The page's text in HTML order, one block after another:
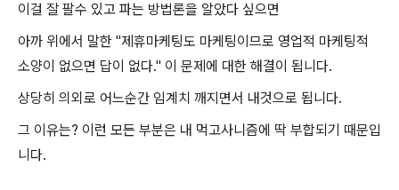
이걸 잘 팔수 있고 파는 방법론을 알았다 싶으면
아까 위에서 말한 "제휴마케팅도 마케팅이므로 영업적 마케팅적
소양이 없으면 답이 없다." 이 문제에 대한 해결이 됩니다.
상당히 의외로 어느순간 임계치 깨지면서 내것으로 됩니다.
그 이유는? 이런 모든 부분은 내 먹고사니즘에 딱 부합되기 때문입
니다.